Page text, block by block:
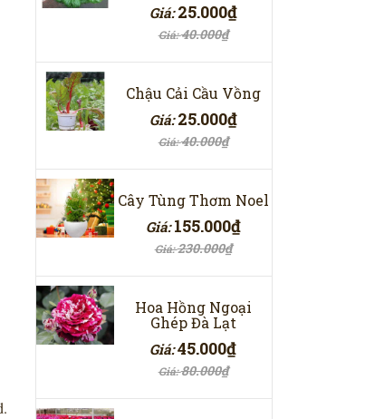
Giá:25.000₫
Giá:40.000₫
Chậu Cải Cầu Vồng
Giá:25.000₫
Giá:40.000₫
Cây Tùng Thơm Noel
Giá:155.000₫
Giá:230.000₫
Hoa Hồng Ngoại
Ghép Đà Lạt
Giá:45.000₫
Giá:80.000₫